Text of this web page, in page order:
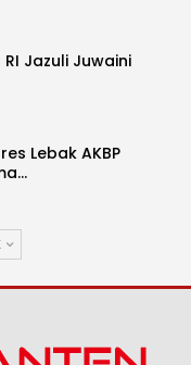
Jazuli Juwaini
Lebak AKBP